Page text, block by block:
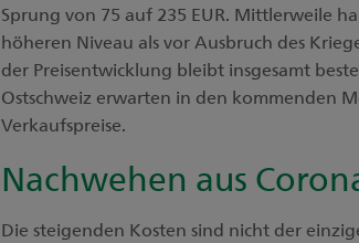
Sprung von 75 auf 235 EUR. Mittlerweile
höheren Niveau als vor Ausbruch des
der Preisentwicklung bleibt insgesamt
Ostschweiz erwarten in den kommenden
Verkaufspreise.
Nachwehen aus
Die steigenden Kosten sind nicht der